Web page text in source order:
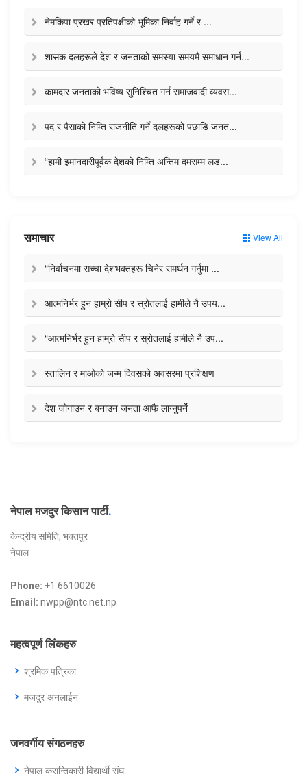
नेमकिपा प्रखर प्रतिपक्षीको भूमिका निर्वाह गर्ने र ...
शासक दलहरूले देश र जनताको समस्या समयमै समाधान गर्न...
कामदार जनताको भविष्य सुनिश्चित गर्न समाजवादी व्यवस...
पद र पैसाको निम्ति राजनीति गर्ने दलहरूको पछाडि जनत...
“हामी इमानदारीपूर्वक देशको निम्ति अन्तिम दमसम्म लड...
समाचार View All
“निर्वाचनमा सच्चा देशभक्तहरू चिनेर समर्थन गर्नुमा ...
आत्मनिर्भर हुन हाम्रो सीप र स्रोतलाई हामीले नै उपय...
“आत्मनिर्भर हुन हाम्रो सीप र स्रोतलाई हामीले नै उप...
स्तालिन र माओको जन्म दिवसको अवसरमा प्रशिक्षण
देश जोगाउन र बनाउन जनता आफै लाग्नुपर्ने
नेपाल मजदुर किसान पार्टी.
केन्द्रीय समिति, भक्तपुर
नेपाल
Phone: +1 6610026
Email: nwpp@ntc.net.np
महत्वपूर्ण लिंकहरु
श्रमिक पत्रिका
मजदुर अनलाईन
जनवर्गीय संगठनहरु
नेपाल क्रान्तिकारी विद्यार्थी संघ